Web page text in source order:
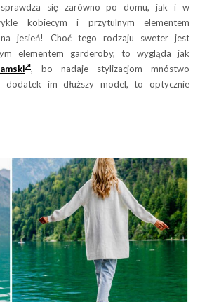
sprawdza się zarówno po domu, jak i w
kobiecym i przytulnym elementem
jesień! Choć tego rodzaju sweter jest
elementem garderoby, to wygląda jak
, bo nadaje stylizacjom mnóstwo
dodatek im dłuższy model, to optycznie